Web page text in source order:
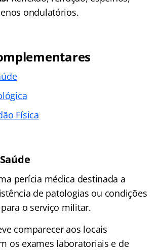
ondulatórios.
Física
perícia médica destinada a
de patologias ou condições
o serviço militar.
comparecer aos locais
os exames laboratoriais e de